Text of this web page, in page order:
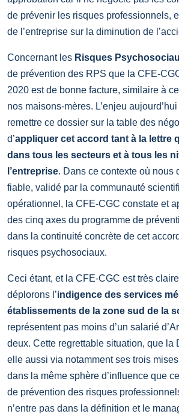
de prévenir les risques professionnels,
de l’entreprise sur la diminution de
Concernant les Risques
de prévention des RPS que la CFE-
2020 est de bonne facture, similaire à
nos maisons-mères. L’enjeu aujourd’hui
remettre ce dossier sur la table des
d’appliquer cet accord tant à la lettre
dans tous les secteurs et à tous les
l’entreprise. Dans ce contexte où nous
fiable, validé par la communauté
opérationnel, la CFE-CGC constate et
des cinq axes du programme de
dans la continuité concrète de cet
risques psychosociaux.
Ceci étant, et la CFE-CGC est très
déplorons l’indigence des services
établissements de la zone sud de la
représentent pas moins d’un salarié
deux. Cette regrettable situation, que la
elle aussi via notamment ses trois
dans la même sphère d’influence que
de prévention des risques
n’entre pas dans la définition et le